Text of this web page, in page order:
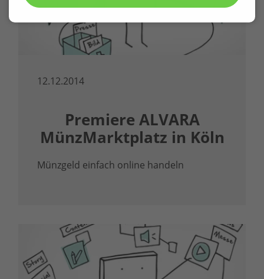
12.12.2014
Premiere ALVARA
MünzMarktplatz in Köln
Münzgeld einfach online handeln